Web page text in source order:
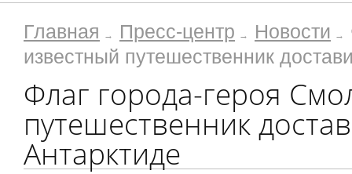
Главная Пресс-центр Новости
известный путешественник
Флаг города-героя
путешественник
Антарктиде